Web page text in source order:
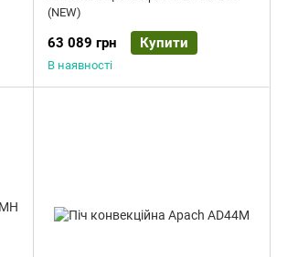
(NEW)
63 089 грн Купити
В наявності